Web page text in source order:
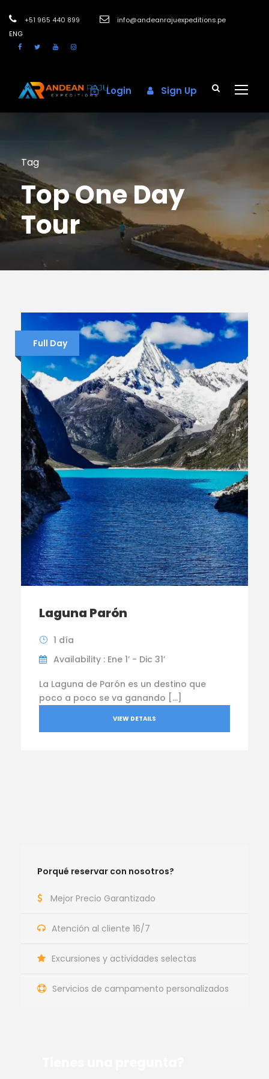
+51 965 440 899
info@andeanrajuexpeditions.pe
ENG
Login Sign Up
Tag
Top One Day
Tour
Full Day
Laguna Parón
1 día
Availability : Ene 1’ - Dic 31’
La Laguna de Parón es un destino que
poco a poco se va ganando […]
VIEW DETAILS
Porqué reservar con nosotros?
Mejor Precio Garantizado
Atención al cliente 16/7
Excursiones y actividades selectas
Servicios de campamento personalizados